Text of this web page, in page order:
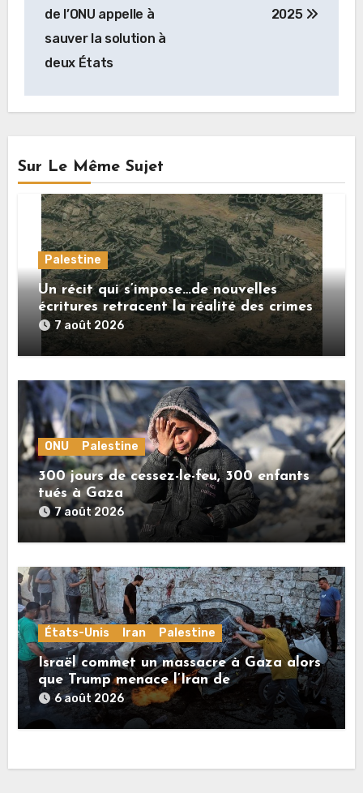
l’article
de l’ONU appelle à
sauver la solution à
deux États
2025
Sur Le Même Sujet
Palestine
Un récit qui s’impose…de nouvelles
écritures retracent la réalité des crimes
sionistes à Gaza
7 août 2026
ONU Palestine
300 jours de cessez-le-feu, 300 enfants
tués à Gaza
7 août 2026
États-Unis Iran Palestine
Israël commet un massacre à Gaza alors
que Trump menace l’Iran de
«décapitation»
6 août 2026